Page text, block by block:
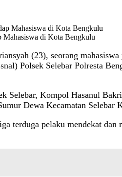
Mahasiswa di Kota Bengkulu
(23), seorang
Polsek Selebar Polresta
Kompol Hasanul
Dewa Kecamatan Selebar
terduga pelaku mendekat